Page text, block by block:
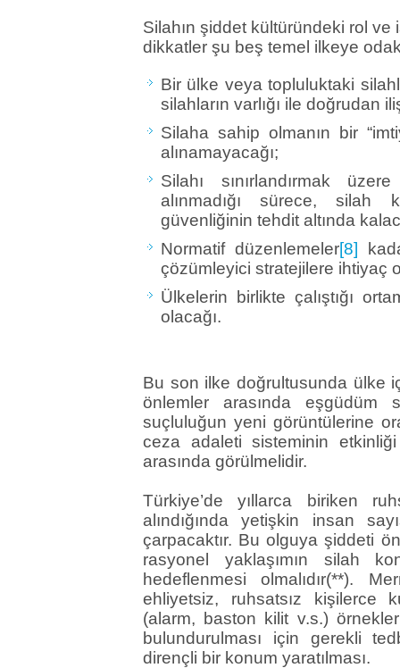
Silahın şiddet kültüründeki rol ve
dikkatler şu beş temel ilkeye
Bir ülke veya topluluktaki
silahların varlığı ile doğrudan
Silaha sahip olmanın bir
alınamayacağı;
Silahı sınırlandırmak
alınmadığı sürece, silah
güvenliğinin tehdit altında
Normatif düzenlemeler[8]
çözümleyici stratejilere ihtiyaç
Ülkelerin birlikte çalıştığı
olacağı.
Bu son ilke doğrultusunda ülke
önlemler arasında eşgüdüm
suçluluğun yeni görüntülerine
ceza adaleti sisteminin
arasında görülmelidir.
Türkiye’de yıllarca biriken
alındığında yetişkin insan
çarpacaktır. Bu olguya şiddeti
rasyonel yaklaşımın silah
hedeflenmesi olmalıdır(**).
ehliyetsiz, ruhsatsız kişilerce
(alarm, baston kilit v.s.)
bulundurulması için gerekli
dirençli bir konum yaratılması.